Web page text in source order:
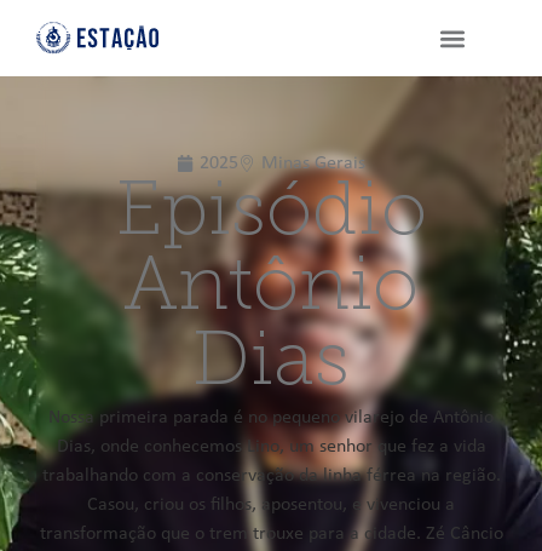
2025 Minas Gerais
Episódio
Antônio
Dias
Nossa primeira parada é no pequeno vilarejo de Antônio
Dias, onde conhecemos Lino, um senhor que fez a vida
trabalhando com a conservação da linha férrea na região.
Casou, criou os filhos, aposentou, e vivenciou a
transformação que o trem trouxe para a cidade. Zé Câncio